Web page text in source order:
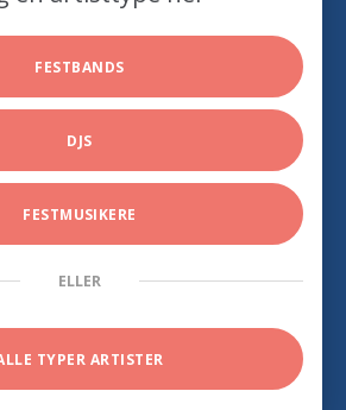
FESTBANDS
DJS
FESTMUSIKERE
ELLER
TYPER ARTISTER